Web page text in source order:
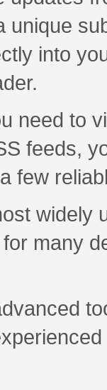
unique
into
need to
feeds,
few
widely
many